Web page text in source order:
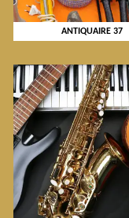
ANTIQUAIRE 37